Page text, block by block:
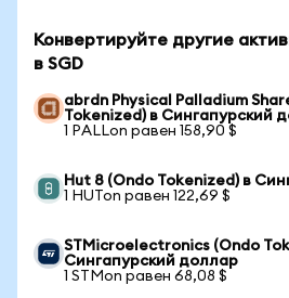
Конвертируйте другие
в SGD
abrdn Physical Palladium
Tokenized) в Сингапурский
1 PALLon равен 158,90 $
Hut 8 (Ondo Tokenized) в
1 HUTon равен 122,69 $
STMicroelectronics (Ondo
Сингапурский доллар
1 STMon равен 68,08 $